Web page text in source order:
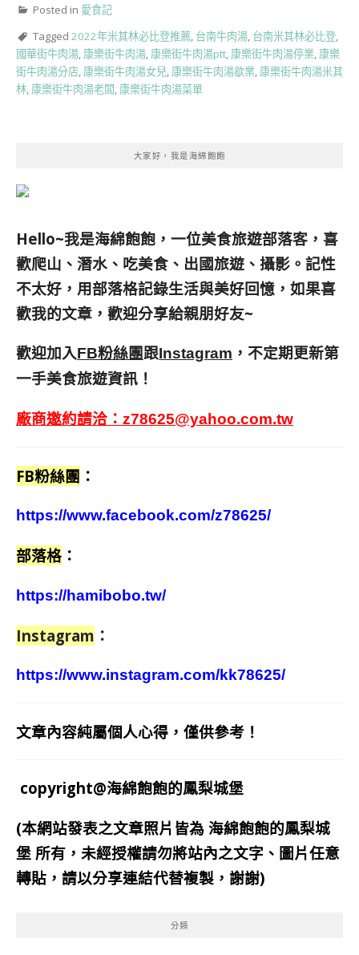
Posted in 愛食記
Tagged 2022年米其林必比登推薦, 台南牛肉湯, 台南米其林必比登,
國華街牛肉湯, 康樂街牛肉湯, 康樂街牛肉湯ptt, 康樂街牛肉湯停業, 康樂
街牛肉湯分店, 康樂街牛肉湯女兒, 康樂街牛肉湯歇業, 康樂街牛肉湯米其
林, 康樂街牛肉湯老闆, 康樂街牛肉湯菜單
大家好，我是海綿飽飽
Hello~我是海綿飽飽，一位美食旅遊部落客， 喜
歡爬山、潛水、吃美食、出國旅遊、攝影。 記性
不太好，用部落格記錄生活與美好回憶， 如果喜
歡我的文章，歡迎分享給親朋好友~
歡迎加入FB粉絲團跟Instagram ，不定期更新第
一手美食旅遊資訊！
廠商邀約請洽： z78625@yahoo.com.tw
FB粉絲團 ：
https://www.facebook.com/z78625/
部落格 ：
https://hamibobo.tw/
Instagram ：
https://www.instagram.com/kk78625/
文章內容純屬個人心得，僅供參考！
copyright@海綿飽飽的鳳梨城堡
(本網站發表之文章照片皆為 海綿飽飽的鳳梨城
堡 所有，未經授權請勿將站內之文字、圖片任意
轉貼，請以分享連結代替複製，謝謝)
分類